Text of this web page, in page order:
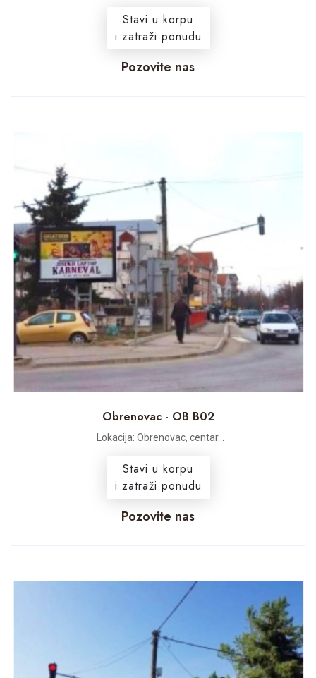
Stavi u korpu
i zatraži ponudu
Pozovite nas
Obrenovac - OB B02
Lokacija: Obrenovac, centar...
Stavi u korpu
i zatraži ponudu
Pozovite nas